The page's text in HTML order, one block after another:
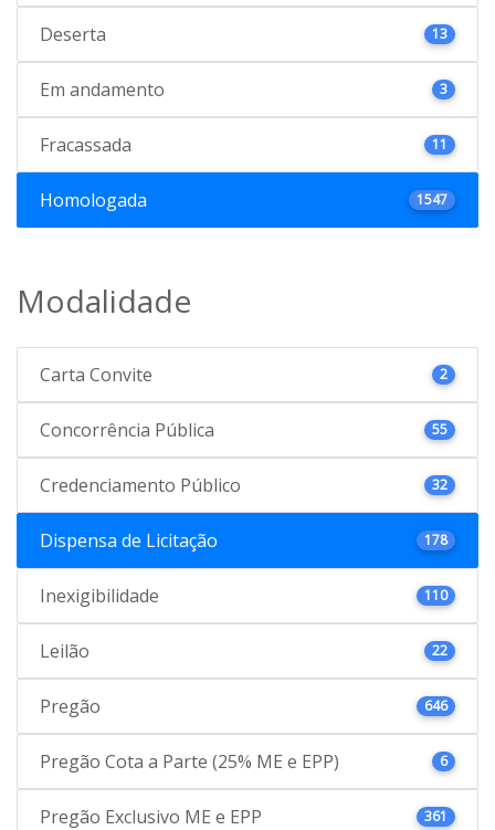
Deserta 13
Em andamento 3
Fracassada 11
Homologada 1547
Modalidade
Carta Convite 2
Concorrência Pública 55
Credenciamento Público 32
Dispensa de Licitação 178
Inexigibilidade 110
Leilão 22
Pregão 646
Pregão Cota a Parte (25% ME e EPP) 6
Pregão Exclusivo ME e EPP 361